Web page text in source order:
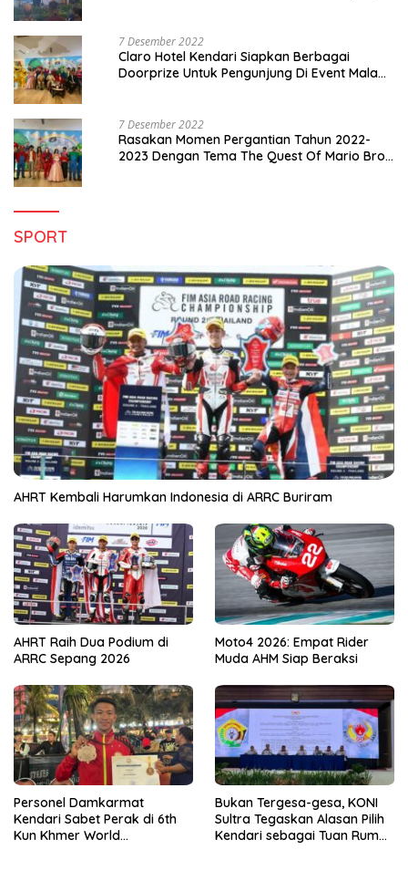
7 Desember 2022
Claro Hotel Kendari Siapkan Berbagai
Doorprize Untuk Pengunjung Di Event Malam
7 Desember 2022
Rasakan Momen Pergantian Tahun 2022-
2023 Dengan Tema The Quest Of Mario Bros
SPORT
AHRT Kembali Harumkan Indonesia di ARRC Buriram
AHRT Raih Dua Podium di
ARRC Sepang 2026
Moto4 2026: Empat Rider
Muda AHM Siap Beraksi
Personel Damkarmat
Kendari Sabet Perak di 6th
Kun Khmer World
Bukan Tergesa-gesa, KONI
Sultra Tegaskan Alasan Pilih
Kendari sebagai Tuan Rumah